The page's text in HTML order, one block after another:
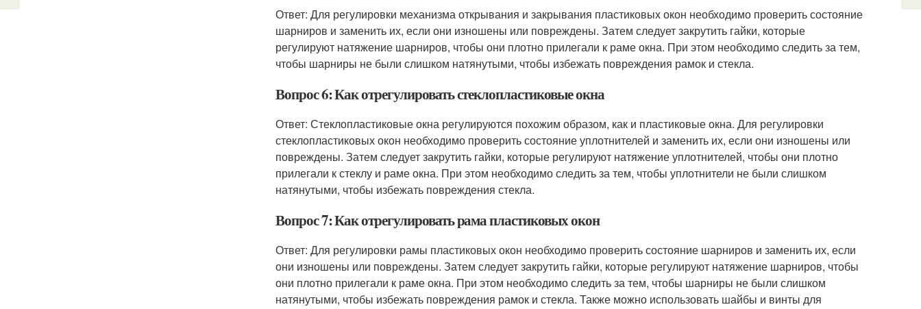
Ответ: Для регулировки механизма открывания и закрывания пластиковых окон необходимо проверить состояние
шарниров и заменить их, если они изношены или повреждены. Затем следует закрутить гайки, которые
регулируют натяжение шарниров, чтобы они плотно прилегали к раме окна. При этом необходимо следить за тем,
чтобы шарниры не были слишком натянутыми, чтобы избежать повреждения рамок и стекла.
Вопрос 6: Как отрегулировать стеклопластиковые окна
Ответ: Стеклопластиковые окна регулируются похожим образом, как и пластиковые окна. Для регулировки
стеклопластиковых окон необходимо проверить состояние уплотнителей и заменить их, если они изношены или
повреждены. Затем следует закрутить гайки, которые регулируют натяжение уплотнителей, чтобы они плотно
прилегали к стеклу и раме окна. При этом необходимо следить за тем, чтобы уплотнители не были слишком
натянутыми, чтобы избежать повреждения стекла.
Вопрос 7: Как отрегулировать рама пластиковых окон
Ответ: Для регулировки рамы пластиковых окон необходимо проверить состояние шарниров и заменить их, если
они изношены или повреждены. Затем следует закрутить гайки, которые регулируют натяжение шарниров, чтобы
они плотно прилегали к раме окна. При этом необходимо следить за тем, чтобы шарниры не были слишком
натянутыми, чтобы избежать повреждения рамок и стекла. Также можно использовать шайбы и винты для